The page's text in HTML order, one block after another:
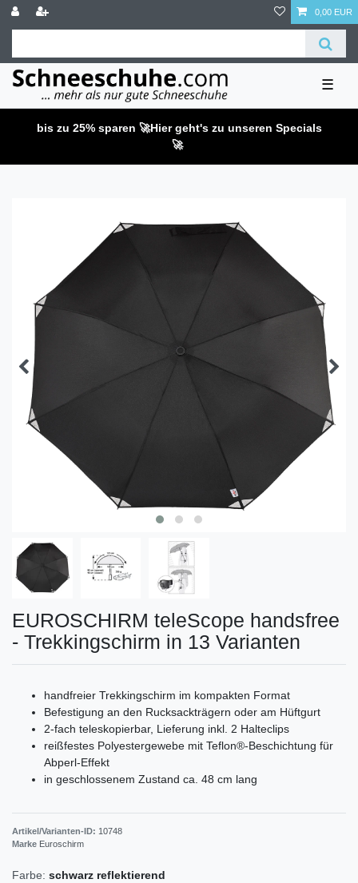
0,00 EUR
☰
bis zu 25% sparen 🚀Hier geht's zu unseren Specials
🚀
EUROSCHIRM teleScope handsfree
- Trekkingschirm in 13 Varianten
handfreier Trekkingschirm im kompakten Format
Befestigung an den Rucksackträgern oder am Hüftgurt
2-fach teleskopierbar, Lieferung inkl. 2 Halteclips
reißfestes Polyestergewebe mit Teflon®-Beschichtung für
Abperl-Effekt
in geschlossenem Zustand ca. 48 cm lang
Artikel/Varianten-ID: 10748
Marke Euroschirm
Farbe: schwarz reflektierend